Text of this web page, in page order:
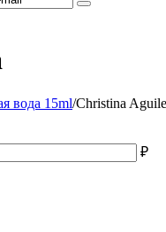
вода 15ml/Christina
₽